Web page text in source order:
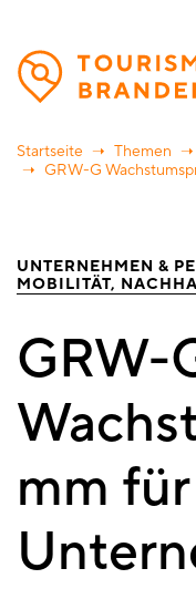
Direkt
zum
Inhalt
Startseite Themen
GRW-G
UNTERNEHMEN &
MOBILITÄT
GRW-
mm